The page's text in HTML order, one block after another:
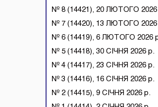
№ 8 (14421), 20 ЛЮТОГО 2026
№ 7 (14420), 13 ЛЮТОГО 2026
№ 6 (14419), 6 ЛЮТОГО 2026
№ 5 (14418), 30 СІЧНЯ 2026 р.
№ 4 (14417), 23 СІЧНЯ 2026 р.
№ 3 (14416), 16 СІЧНЯ 2026 р.
№ 2 (14415), 9 СІЧНЯ 2026 р.